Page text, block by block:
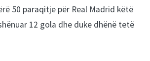
50 paraqitje për Real Madrid këtë
12 gola dhe duke dhënë tetë